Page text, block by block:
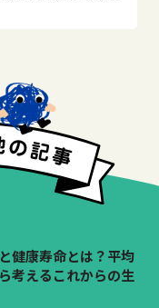
健康寿命とは？平均
考えるこれからの生